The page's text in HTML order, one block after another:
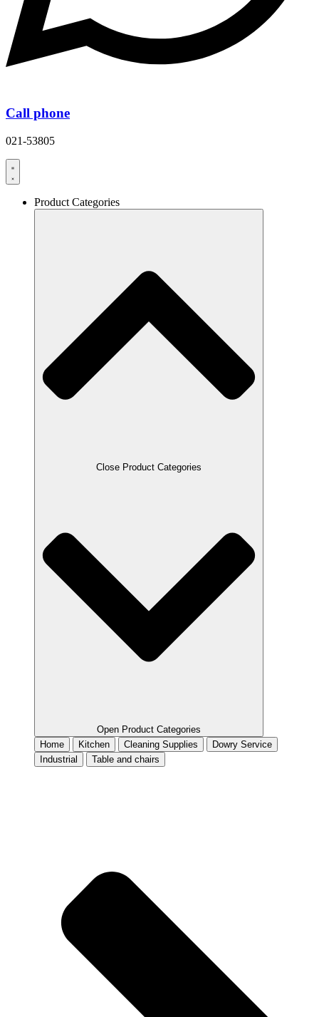
Call phone
021-53805
Product Categories
Close Product Categories
Open Product Categories
Home
Kitchen Cleaning Supplies
Dowry Service
Industrial
Table and chairs